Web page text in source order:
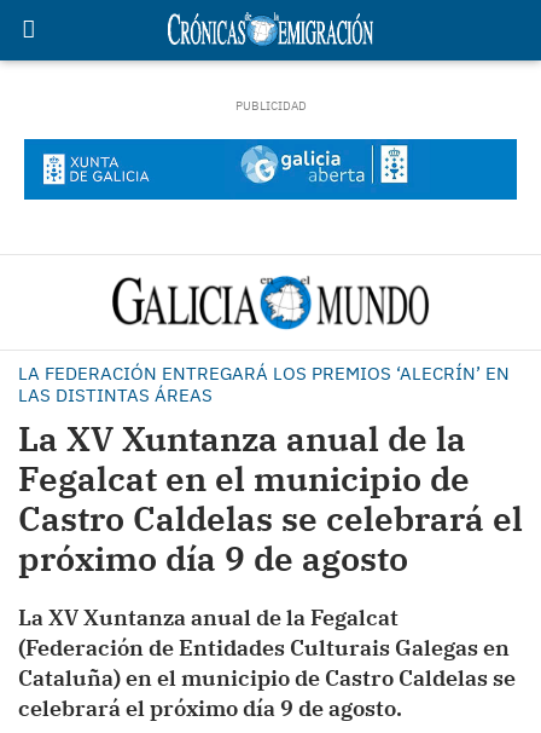
LA FEDERACIÓN ENTREGARÁ LOS PREMIOS ‘ALECRÍN’ EN
LAS DISTINTAS ÁREAS
La XV Xuntanza anual de la
Fegalcat en el municipio de
Castro Caldelas se celebrará el
próximo día 9 de agosto
La XV Xuntanza anual de la Fegalcat
(Federación de Entidades Culturais Galegas en
Cataluña) en el municipio de Castro Caldelas se
celebrará el próximo día 9 de agosto.